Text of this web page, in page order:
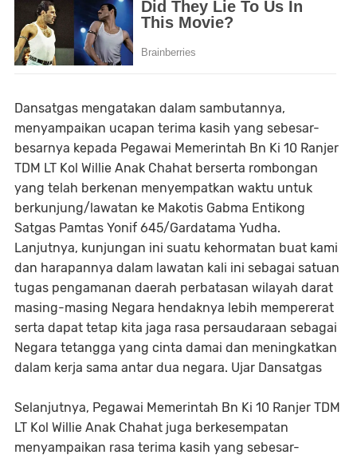
Dansatgas mengatakan dalam sambutannya,
menyampaikan ucapan terima kasih yang sebesar-
besarnya kepada Pegawai Memerintah Bn Ki 10 Ranjer
TDM LT Kol Willie Anak Chahat berserta rombongan
yang telah berkenan menyempatkan waktu untuk
berkunjung/lawatan ke Makotis Gabma Entikong
Satgas Pamtas Yonif 645/Gardatama Yudha.
Lanjutnya, kunjungan ini suatu kehormatan buat kami
dan harapannya dalam lawatan kali ini sebagai satuan
tugas pengamanan daerah perbatasan wilayah darat
masing-masing Negara hendaknya lebih mempererat
serta dapat tetap kita jaga rasa persaudaraan sebagai
Negara tetangga yang cinta damai dan meningkatkan
dalam kerja sama antar dua negara. Ujar Dansatgas
Selanjutnya, Pegawai Memerintah Bn Ki 10 Ranjer TDM
LT Kol Willie Anak Chahat juga berkesempatan
menyampaikan rasa terima kasih yang sebesar-